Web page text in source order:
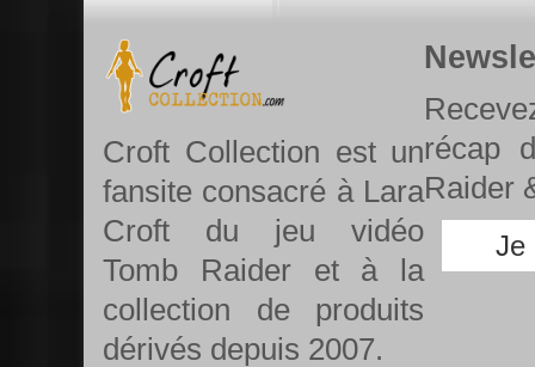
Croft Collection est un
fansite consacré à Lara
Croft du jeu vidéo
Tomb Raider et à la
collection de produits
dérivés depuis 2007.
récap
Raider
Je